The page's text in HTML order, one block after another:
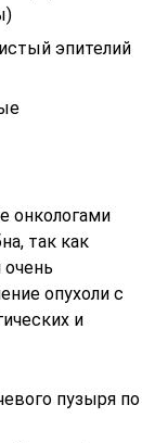
эпителий
онкологами
так как
опухоли с
и
пузыря по